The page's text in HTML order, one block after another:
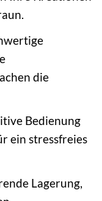
die
Bedienung
ein stressfreies
Lagerung,